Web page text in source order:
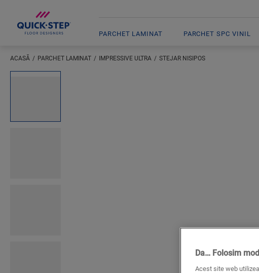
PARCHET LAMINAT PARCHET SPC VINIL
ACASĂ PARCHET LAMINAT IMPRESSIVE ULTRA STEJAR NISIPOS
Da… Folosim
Acest site web